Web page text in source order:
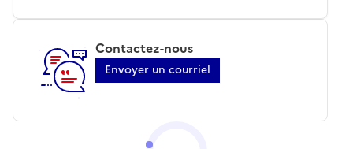
Contactez-nous
Envoyer un courriel